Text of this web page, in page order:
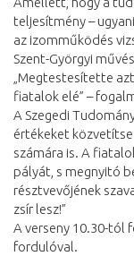
teljesítmény –
az izomműködés
Szent-Györgyi
„Megtestesítette
fiatalok elé” –
A Szegedi
értékeket
számára is. A
pályát, s megnyitó
résztvevőjének
zsír lesz!”
A verseny 10.30-tól
fordulóval.